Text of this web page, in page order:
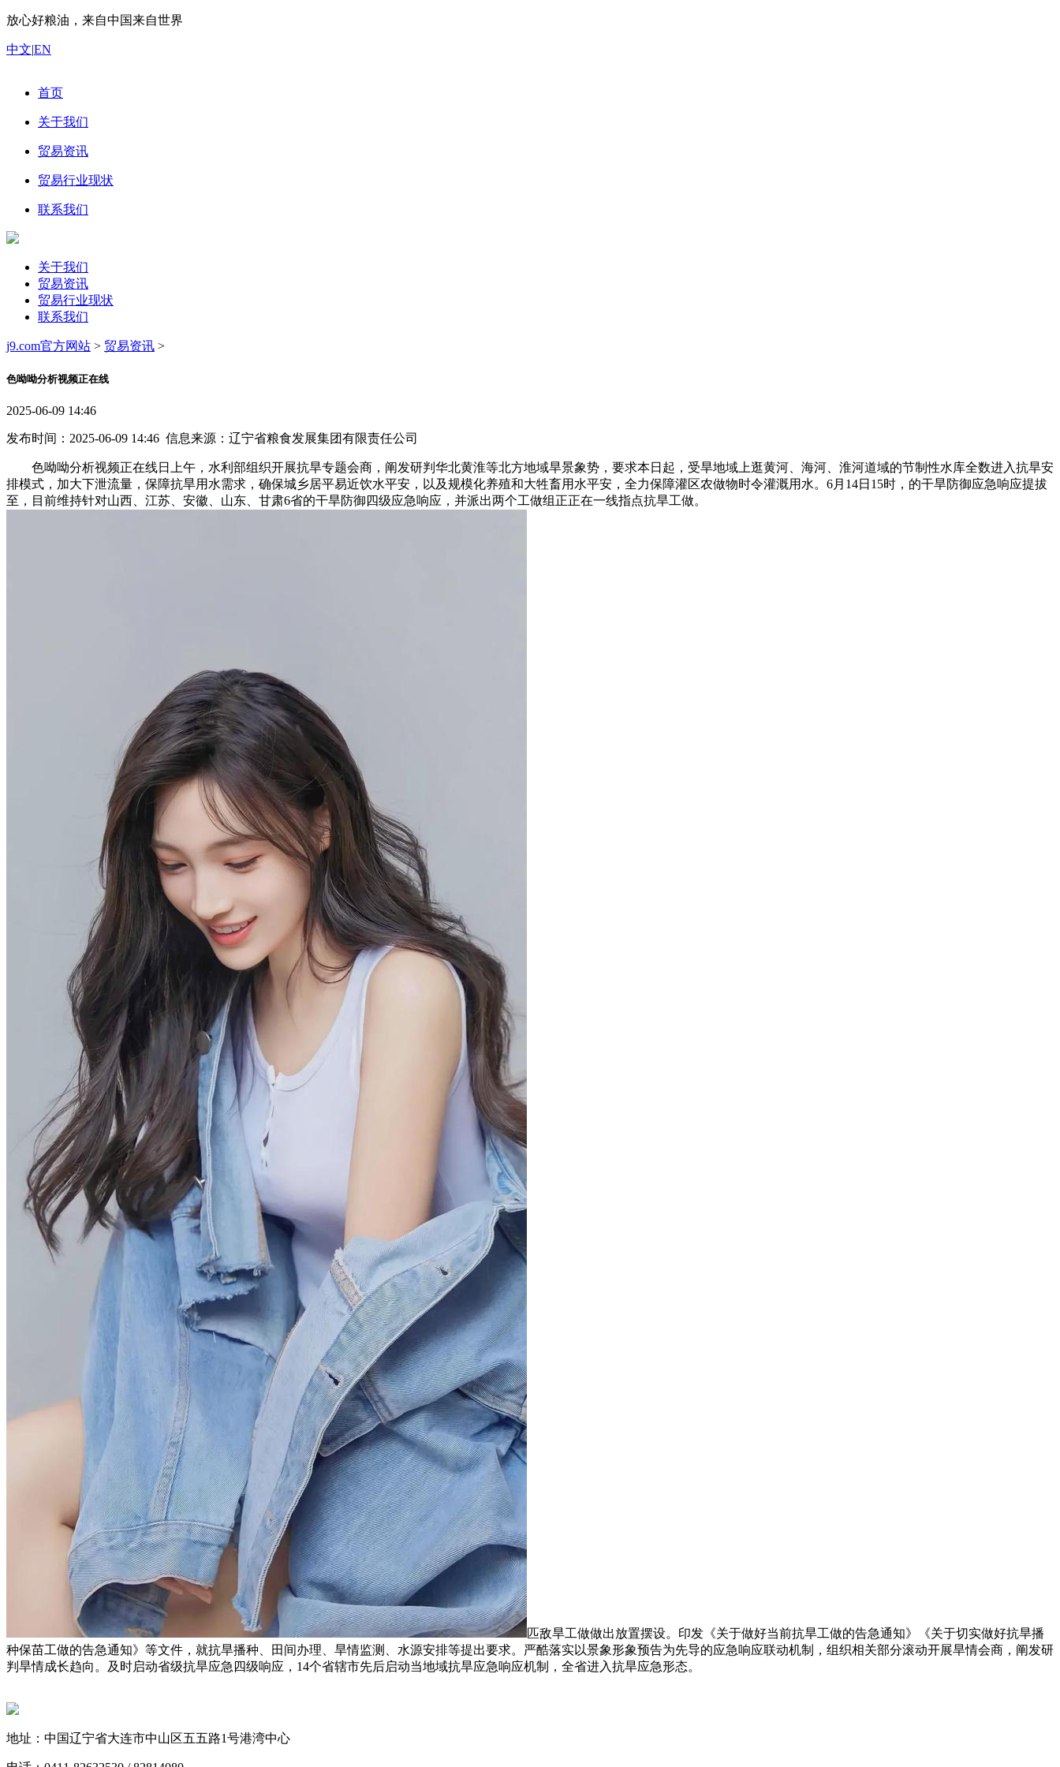
放心好粮油，来自中国来自世界
中文|EN
首页
关于我们
贸易资讯
贸易行业现状
联系我们
关于我们
贸易资讯
贸易行业现状
联系我们
j9.com官方网站 > 贸易资讯 >
色呦呦分析视频正在线
2025-06-09 14:46
发布时间：2025-06-09 14:46 信息来源：辽宁省粮食发展集团有限责任公司
色呦呦分析视频正在线日上午，水利部组织开展抗旱专题会商，阐发研判华北黄淮等北方地域旱景象势，要求本日起，受旱地域上逛黄河、海河、淮河道域的节制性水库全数进入抗旱安
排模式，加大下泄流量，保障抗旱用水需求，确保城乡居平易近饮水平安，以及规模化养殖和大牲畜用水平安，全力保障灌区农做物时令灌溉用水。6月14日15时，的干旱防御应急响应提拔
至，目前维持针对山西、江苏、安徽、山东、甘肃6省的干旱防御四级应急响应，并派出两个工做组正正在一线指点抗旱工做。
匹敌旱工做做出放置摆设。印发《关于做好当前抗旱工做的告急通知》《关于切实做好抗旱播
种保苗工做的告急通知》等文件，就抗旱播种、田间办理、旱情监测、水源安排等提出要求。严酷落实以景象形象预告为先导的应急响应联动机制，组织相关部分滚动开展旱情会商，阐发研
判旱情成长趋向。及时启动省级抗旱应急四级响应，14个省辖市先后启动当地域抗旱应急响应机制，全省进入抗旱应急形态。
地址：中国辽宁省大连市中山区五五路1号港湾中心